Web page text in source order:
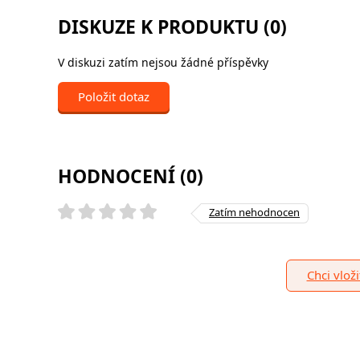
DISKUZE K PRODUKTU (0)
V diskuzi zatím nejsou žádné příspěvky
Položit dotaz
HODNOCENÍ (0)
Zatím nehodnocen
Chci